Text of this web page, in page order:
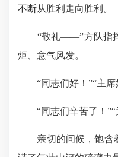
不断从胜利走向胜利。
“敬礼——”方队指挥
炬、意气风发。
“同志们好！”“主席
“同志们辛苦了！”“
亲切的问候，饱含